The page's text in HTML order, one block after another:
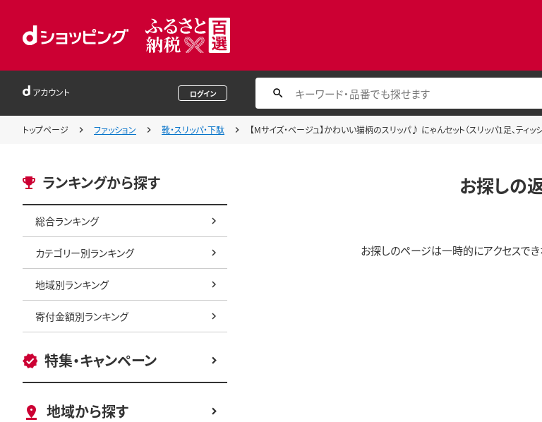
アカウント ログイン
トップページ ファッション 靴・スリッパ・下駄 【Mサイズ・ベージュ】かわいい猫柄のスリッパ♪ にゃんセット（スリッパ1足、ティッ
ランキングから探す
総合ランキング
カテゴリー別ランキング
地域別ランキング
寄付金額別ランキング
特集・キャンペーン
地域から探す
お探しの
お探しのページは一時的にアクセスで